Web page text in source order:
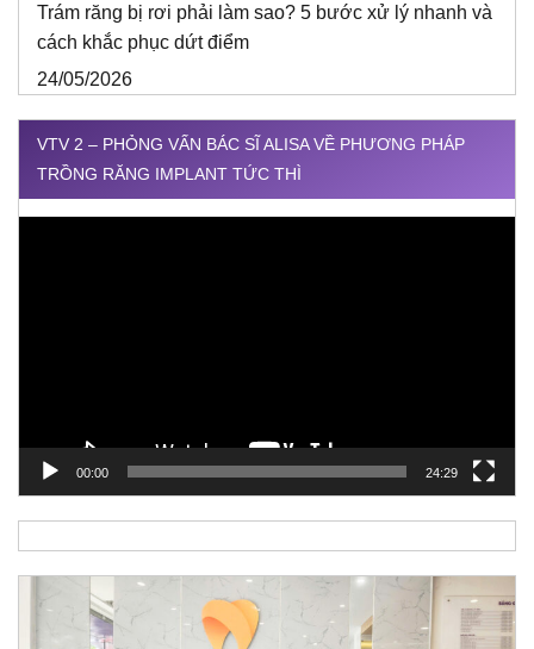
Trám răng bị rơi phải làm sao? 5 bước xử lý nhanh và
cách khắc phục dứt điểm
24/05/2026
VTV 2 – PHỎNG VẤN BÁC SĨ ALISA VỀ PHƯƠNG PHÁP
TRỒNG RĂNG IMPLANT TỨC THÌ
00:00 24:29